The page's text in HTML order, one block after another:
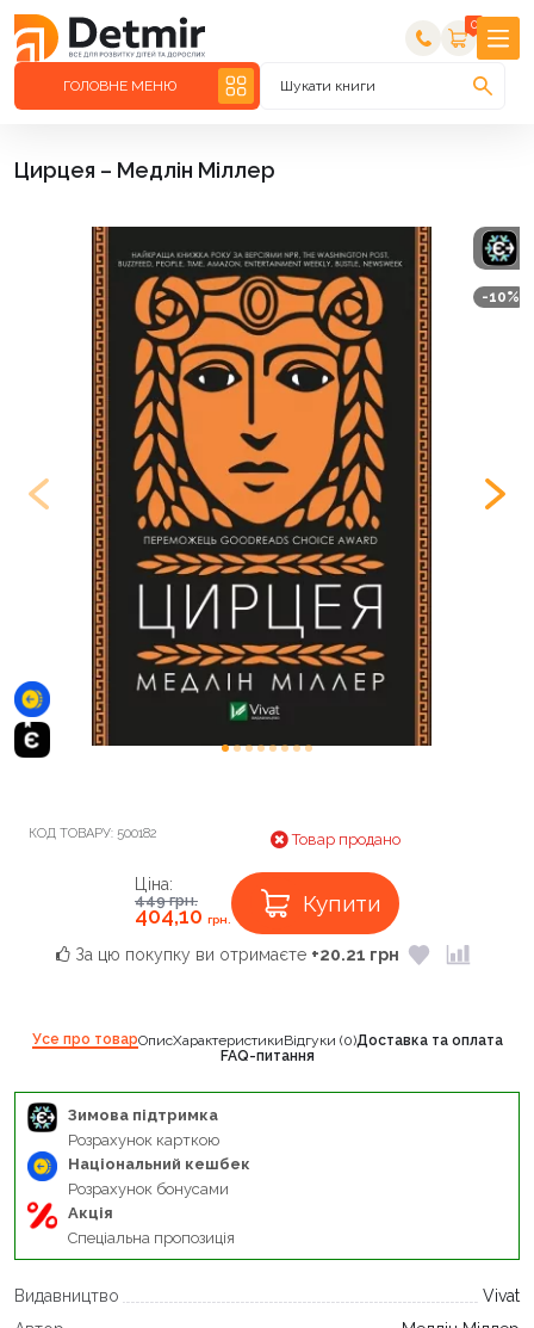
0
ГОЛОВНЕ МЕНЮ Шукати книги
Цирцея – Медлін Міллер
-10%
КОД ТОВАРУ: 500182 Товар продано
Ціна:
449грн.
404,10 грн.
Купити
За цю покупку ви отримаєте +20.21 грн
Усе про товарОписХарактеристикиВідгуки (0)Доставка та оплата
FAQ-питання
Зимова підтримка
Розрахунок карткою
Національний кешбек
Розрахунок бонусами
Акція
Спеціальна пропозиція
Видавництво
Vivat